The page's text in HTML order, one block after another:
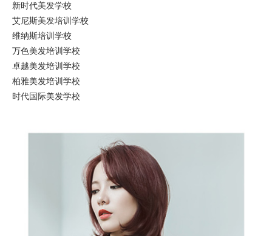
新时代美发学校
艾尼斯美发培训学校
维纳斯培训学校
万色美发培训学校
卓越美发培训学校
柏雅美发培训学校
时代国际美发学校